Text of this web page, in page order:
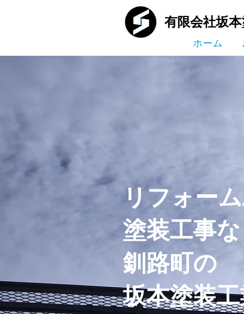
有限会社坂
ホーム
リフォー
塗装工事
釧路町の
坂本塗装